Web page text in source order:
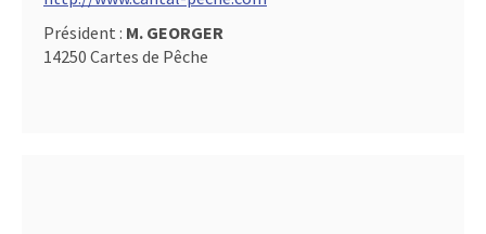
Président : M. GEORGER
14250 Cartes de Pêche